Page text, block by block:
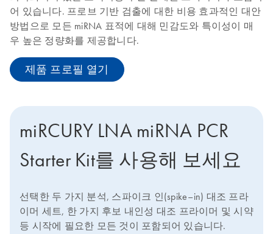
어 있습니다. 프로브 기반 검출에 대한 비용 효과적인 대안
방법으로 모든 miRNA 표적에 대해 민감도와 특이성이 매
우 높은 정량화를 제공합니다.
제품 프로필 열기
miRCURY LNA miRNA PCR
Starter Kit를 사용해 보세요
선택한 두 가지 분석, 스파이크 인(spike–in) 대조 프라
이머 세트, 한 가지 후보 내인성 대조 프라이머 및 시약
등 시작에 필요한 모든 것이 포함되어 있습니다.